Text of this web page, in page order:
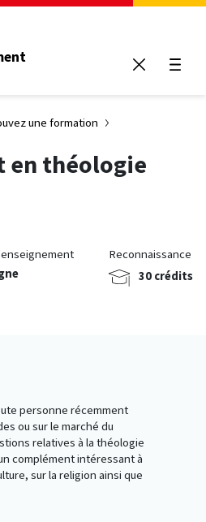
une formation
en théologie
Reconnaissance
30 crédits
personne récemment
ou sur le marché du
relatives à la théologie
complément intéressant à
sur la religion ainsi que